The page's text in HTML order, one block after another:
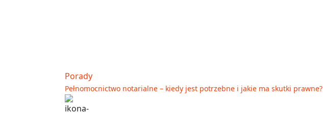
Porady
Pełnomocnictwo notarialne – kiedy jest potrzebne i jakie ma skutki prawne?